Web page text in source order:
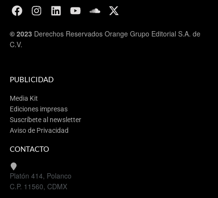
© 2023 Derechos Reservados Orange Grupo Editorial S.A. de
C.V.
PUBLICIDAD
Media Kit
Ediciones impresas
Suscríbete al newsletter
Aviso de Privacidad
CONTACTO
Platón 414, Polanco
C.P. 11560, CDMX